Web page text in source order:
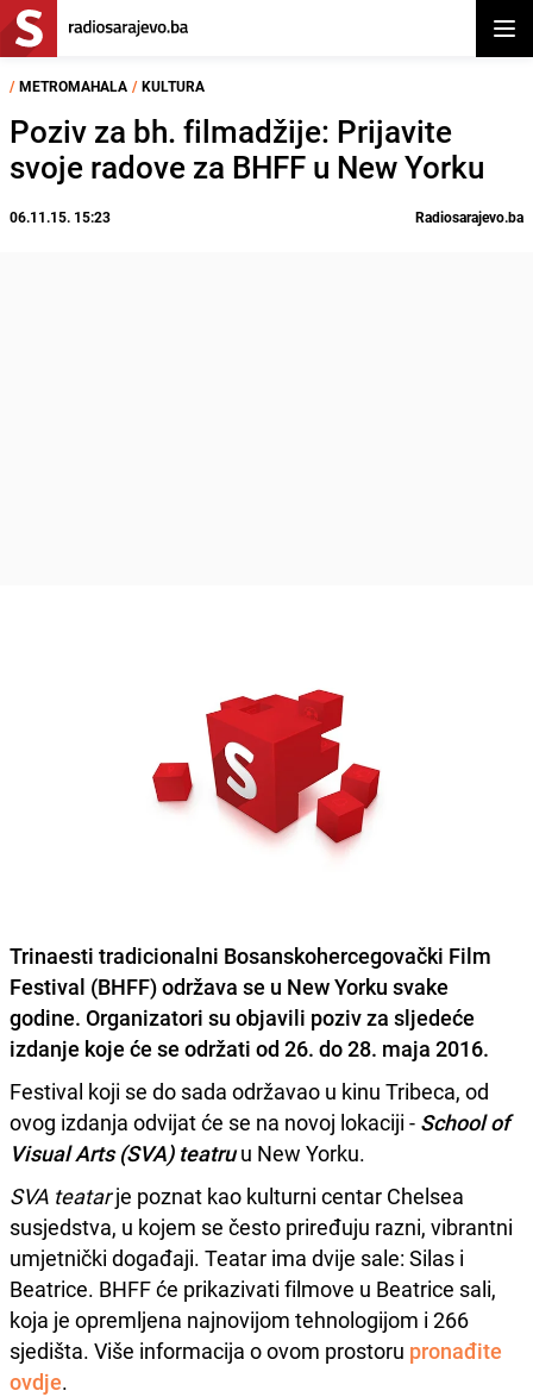
/ METROMAHALA / KULTURA
Poziv za bh. filmadžije: Prijavite
svoje radove za BHFF u New Yorku
06.11.15. 15:23 Radiosarajevo.ba
Trinaesti tradicionalni Bosanskohercegovački Film
Festival (BHFF)održava se u New Yorku svake
godine. Organizatori su objavili poziv za sljedeće
izdanje koje će se održati od 26. do 28. maja 2016.
Festival koji se do sada održavao u kinu Tribeca, od
ovog izdanja odvijat će se na novoj lokaciji - School of
Visual Arts (SVA) teatruu New Yorku.
SVA teatarje poznat kao kulturni centar Chelsea
susjedstva, u kojem se često priređuju razni, vibrantni
umjetnički događaji. Teatar ima dvije sale: Silas i
Beatrice. BHFF će prikazivati filmove u Beatrice sali,
koja je opremljena najnovijom tehnologijom i 266
sjedišta. Više informacija o ovom prostoru pronađite
ovdje.